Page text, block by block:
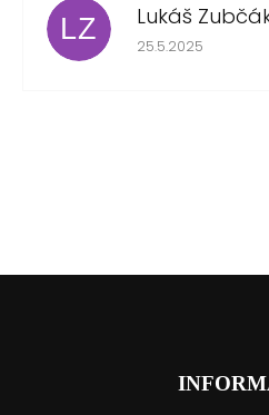
LZ Lukáš
Hodnotenie
25.5.2025
Z